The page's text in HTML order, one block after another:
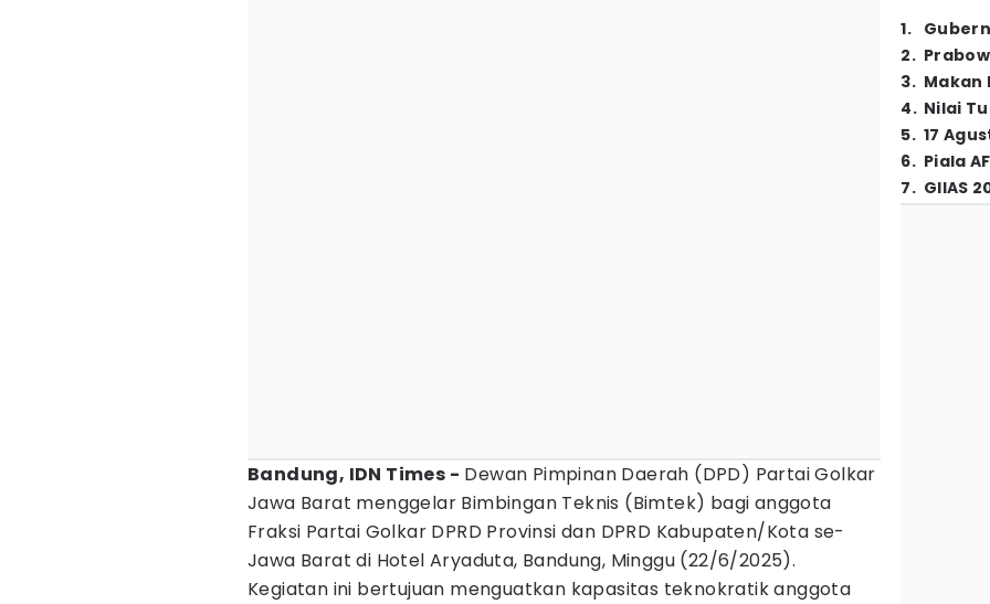
Bandung, IDN Times - Dewan Pimpinan Daerah (DPD) Partai Golkar
Jawa Barat menggelar Bimbingan Teknis (Bimtek) bagi anggota
Fraksi Partai Golkar DPRD Provinsi dan DPRD Kabupaten/Kota se-
Jawa Barat di Hotel Aryaduta, Bandung, Minggu (22/6/2025).
Kegiatan ini bertujuan menguatkan kapasitas teknokratik anggota
1.
2.
3. Makan
4. Nilai
5. 17
6. Piala
7. GIIAS